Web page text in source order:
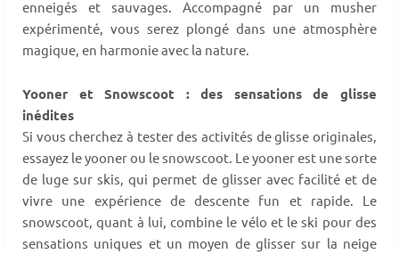
enneigés et sauvages. Accompagné par un musher
expérimenté, vous serez plongé dans une atmosphère
magique, en harmonie avec la nature.
Yooner et Snowscoot : des sensations de glisse
inédites
Si vous cherchez à tester des activités de glisse originales,
essayez le yooner ou le snowscoot. Le yooner est une sorte
de luge sur skis, qui permet de glisser avec facilité et de
vivre une expérience de descente fun et rapide. Le
snowscoot, quant à lui, combine le vélo et le ski pour des
sensations uniques et un moyen de glisser sur la neige